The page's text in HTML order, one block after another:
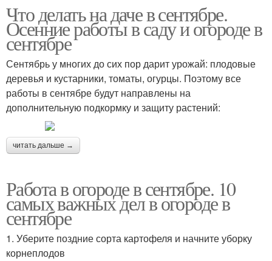
Что делать на даче в сентябре.
Осенние работы в саду и огороде в
сентябре
Сентябрь у многих до сих пор дарит урожай: плодовые
деревья и кустарники, томаты, огурцы. Поэтому все
работы в сентябре будут направлены на
дополнительную подкормку и защиту растений:
читать дальше →
Работа в огороде в сентябре. 10
самых важных дел в огороде в
сентябре
1. Уберите поздние сорта картофеля и начните уборку
корнеплодов